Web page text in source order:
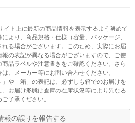
イト上に最新の商品情報を表示するよう努めて
より、商品規格・仕様（容量、パッケージ、
る場合がございます。このため、実際にお届
の表記が異なる場合がございますので、ご使
品ラベルや注意書きをご確認ください。さら
、メーカー等にお問い合わせください。
や「箱」の表記は、必ずしも箱でのお届けを
お届け形態は倉庫の在庫状況等により異なる
了承ください。
報の誤りを報告する